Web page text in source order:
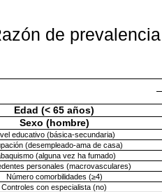
de
Edad (< 65 años)
Sexo (hombre)
educativo (básica-secundaria)
(desempleado-ama de casa)
(alguna vez ha fumado)
personales (macrovasculares)
Número comorbilidades (≥4)
Controles con especialista (no)